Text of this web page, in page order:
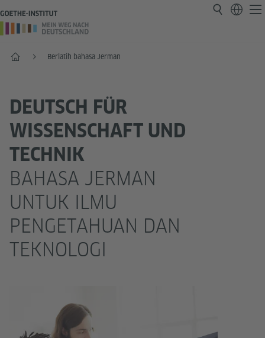
Start Berlatih bahasa Jerman
DEUTSCH FÜR
WISSENSCHAFT UND
TECHNIK
BAHASA JERMAN
UNTUK ILMU
PENGETAHUAN DAN
TEKNOLOGI